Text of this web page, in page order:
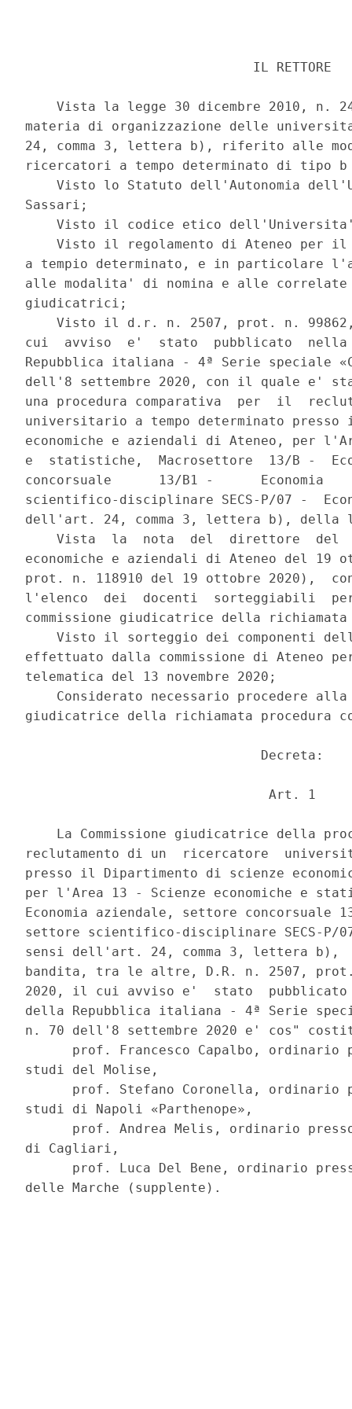
                             IL RETTORE
Vista la legge 30 dicembre 2010, n.
materia di organizzazione delle
24, comma 3, lettera b), riferito alle
ricercatori a tempo determinato di tipo
Visto lo Statuto dell'Autonomia
Sassari;
Visto il codice etico
Visto il regolamento di Ateneo per
a tempio determinato, e in particolare
alle modalita' di nomina e alle
giudicatrici;
Visto il d.r. n. 2507, prot. n.
cui  avviso  e'  stato  pubblicato
Repubblica italiana - 4ª Serie speciale
dell'8 settembre 2020, con il quale e'
una procedura comparativa  per  il
universitario a tempo determinato
economiche e aziendali di Ateneo, per
e  statistiche,  Macrosettore  13/B -
concorsuale      13/B1 -      Economia
scientifico-disciplinare SECS-P/07 -
dell'art. 24, comma 3, lettera b), della
Vista  la  nota  del  direttore  del
economiche e aziendali di Ateneo del 19
prot. n. 118910 del 19 ottobre 2020),
l'elenco  dei  docenti  sorteggiabili
commissione giudicatrice della
Visto il sorteggio dei componenti
effettuato dalla commissione di Ateneo
telematica del 13 novembre 2020;
Considerato necessario procedere
giudicatrice della richiamata procedura
                              Decreta:
                               Art. 1
La Commissione giudicatrice della
reclutamento di un  ricercatore
presso il Dipartimento di scienze
per l'Area 13 - Scienze economiche e
Economia aziendale, settore concorsuale
settore scientifico-disciplinare SECS-P/
sensi dell'art. 24, comma 3, lettera b),
bandita, tra le altre, D.R. n. 2507,
2020, il cui avviso e'  stato
della Repubblica italiana - 4ª Serie
n. 70 dell'8 settembre 2020 e' cos"
prof. Francesco Capalbo, ordinario
studi del Molise,
prof. Stefano Coronella, ordinario
studi di Napoli «Parthenope»,
prof. Andrea Melis, ordinario
di Cagliari,
prof. Luca Del Bene, ordinario